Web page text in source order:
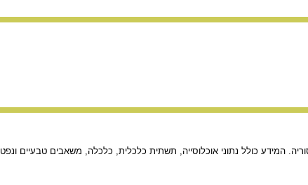
המידע כולל נתוני אוכלוסייה, תשתית כלכלית, כלכלה, משאבים טבעיים ונפט.